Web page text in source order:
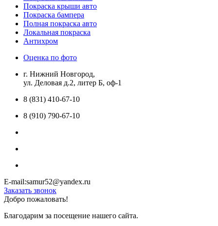
Покраска крыши авто
Покраска бампера
Полная покраска авто
Локальная покраска
Антихром
Оценка по фото
г. Нижний Новгород,
ул. Деловая д.2, литер Б, оф-1
8 (831) 410-67-10
8 (910) 790-67-10
E-mail:samur52@yandex.ru
Заказать звонок
Добро пожаловать!
Благодарим за посещение нашего сайта.